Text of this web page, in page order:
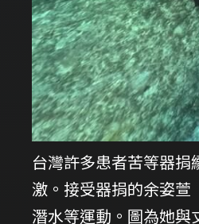
台灣許多患者苦等器
激。接受器捐的余姿
潛水等運動。圖為她